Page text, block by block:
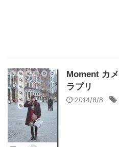
Moment カ
ラプリ
2014/8/8